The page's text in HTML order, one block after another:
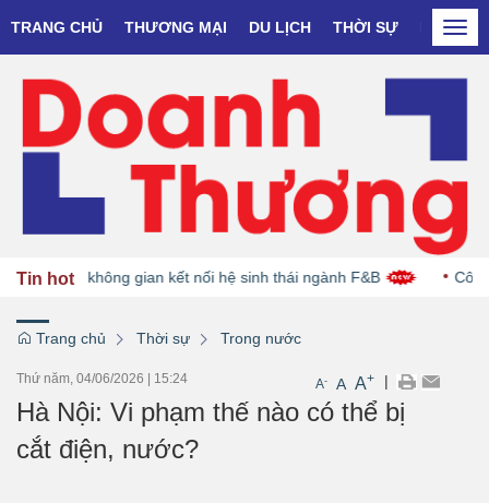
TRANG CHỦ THƯƠNG MẠI DU LỊCH THỜI SỰ DOANH
Tin hotMở không gian kết nối hệ sinh thái ngành F&B Công
Trang chủ Thời sự Trong nước
Thứ năm, 04/06/2026 15:24 A- A A+ |
Hà Nội: Vi phạm thế nào có thể bị
cắt điện, nước?